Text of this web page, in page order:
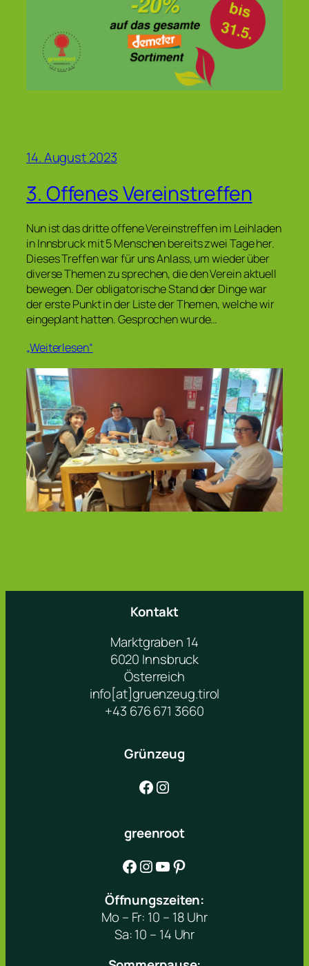
14. August 2023
3. Offenes Vereinstreffen
Nun ist das dritte offene Vereinstreffen im Leihladen
in Innsbruck mit 5 Menschen bereits zwei Tage her.
Dieses Treffen war für uns Anlass, um wieder über
diverse Themen zu sprechen, die den Verein aktuell
bewegen. Der obligatorische Stand der Dinge war
der erste Punkt in der Liste der Themen, welche wir
eingeplant hatten. Gesprochen wurde…
„Weiterlesen“
Kontakt
Marktgraben 14
6020 Innsbruck
Österreich
info[at]gruenzeug.tirol
+43 676 671 3660
Grünzeug
Facebook Instagram
greenroot
Facebook Instagram YouTube Pinterest
Öffnungszeiten:
Mo – Fr: 10 – 18 Uhr
Sa: 10 – 14 Uhr